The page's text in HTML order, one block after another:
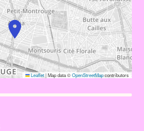
Leaflet|Map data ©OpenStreetMapcontributors